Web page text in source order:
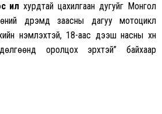
хурдтай цахилгаан дугуйг Монгол
дүрэмд заасны дагуу мотоцикл
үнэмлэхтэй, 18-аас дээш насны хүн
оролцох эрхтэй” байхаар